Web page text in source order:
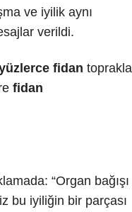
ve iyilik aynı
verildi.
fidan toprakla
fidan
“Organ bağışı
bu iyiliğin bir parçası